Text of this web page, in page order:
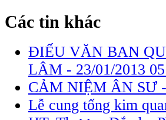
Các tin khác
ĐIẾU VĂN BAN
LÂM - 23/01/2013
CẢM NIỆM ÂN SƯ -
Lễ cung tống kim